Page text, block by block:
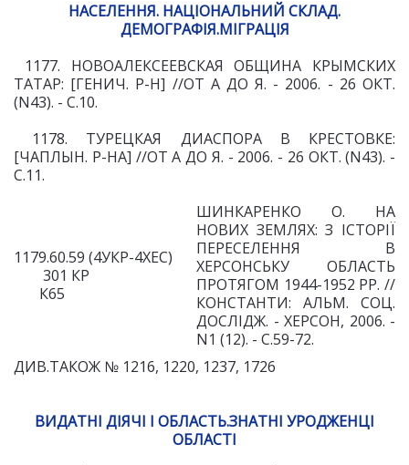
НАСЕЛЕННЯ. НАЦІОНАЛЬНИЙ СКЛАД.
ДЕМОГРАФІЯ.МІГРАЦІЯ
1177. НОВОАЛЕКСЕЕВСКАЯ ОБЩИНА КРЫМСКИХ
ТАТАР: [ГЕНИЧ. Р-Н] //ОТ А ДО Я. - 2006. - 26 ОКТ.
(N43). - С.10.
1178. ТУРЕЦКАЯ ДИАСПОРА В КРЕСТОВКЕ:
[ЧАПЛЫН. Р-НА] //ОТ А ДО Я. - 2006. - 26 ОКТ. (N43). -
С.11.
1179.60.59 (4УКР-4ХЕС)
301 КР
К65
ШИНКАРЕНКО О. НА
НОВИХ ЗЕМЛЯХ: З ІСТОРІЇ
ПЕРЕСЕЛЕННЯ В
ХЕРСОНСЬКУ ОБЛАСТЬ
ПРОТЯГОМ 1944-1952 РР. //
КОНСТАНТИ: АЛЬМ. СОЦ.
ДОСЛІДЖ. - ХЕРСОН, 2006. -
N1 (12). - С.59-72.
ДИВ.ТАКОЖ № 1216, 1220, 1237, 1726
ВИДАТНІ ДІЯЧІ І ОБЛАСТЬ.ЗНАТНІ УРОДЖЕНЦІ
ОБЛАСТІ